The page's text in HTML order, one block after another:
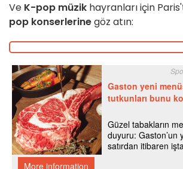
Ve K-pop müzik hayranları için
pop konserlerinegöz atın: